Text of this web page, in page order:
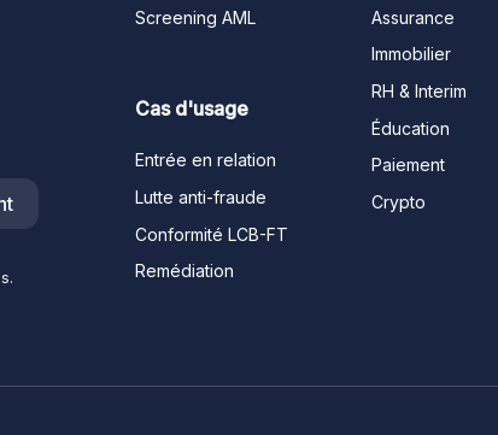
Screening AML
Cas d'usage
Entrée en relation
Lutte anti-fraude
Conformité LCB-FT
Remédiation
Assurance
Immobilier
RH & Interim
Éducation
Paiement
Crypto